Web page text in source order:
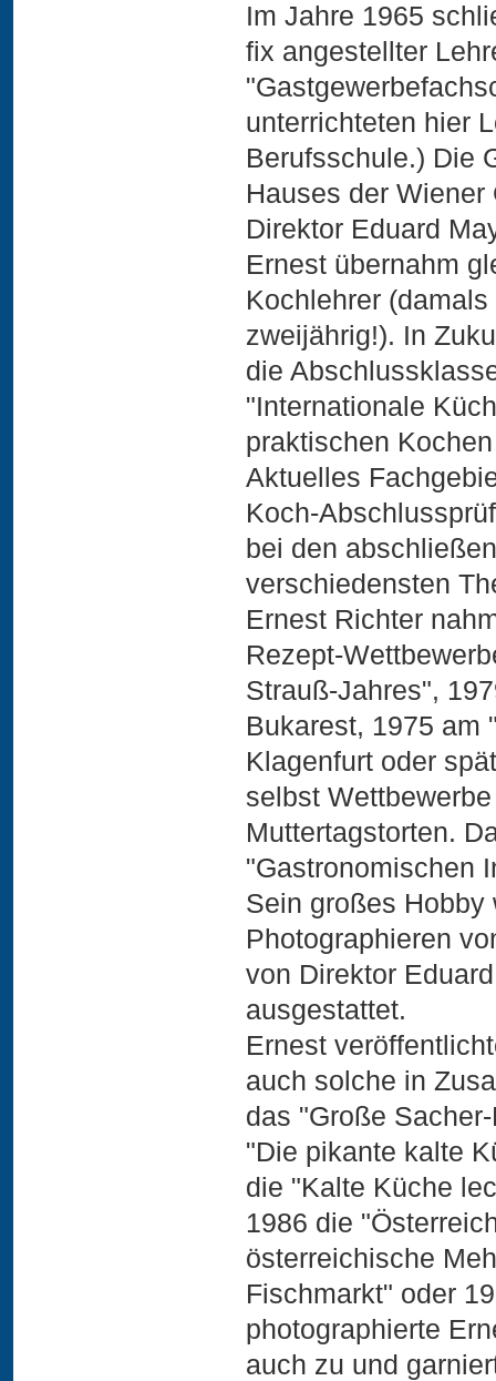
Im Jahre 1965
fix angestellter
unterrichteten hier
Berufsschule.) Die
Hauses der
Direktor Eduard
Ernest übernahm
Kochlehrer
zweijährig!). In
die
"Internationale
praktischen
Aktuelles
Koch-
bei den
verschiedensten
Ernest Richter
Rezept-
Strauß-Jahres",
Bukarest, 1975 am
Klagenfurt oder
selbst
Muttertagstorten.
"Gastronomischen
Sein großes Hobby
Photographieren
von Direktor
ausgestattet.
Ernest
auch solche in
das "Große
"Die pikante kalte
die "Kalte Küche
1986 die
österreichische
Fischmarkt" oder
photographierte
auch zu und